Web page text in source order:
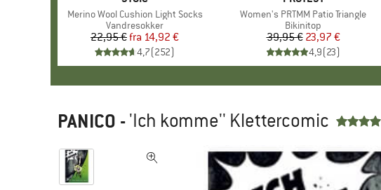
Artikel
Merino Wool Cushion Light Socks
Produktgruppe
Vandresokker
Pris
22,95 € Nedsat pris
fra 14,92 €
4,7(252)
Artikel
Women's PRTMM Patio Triangle
Produktgruppe
Bikinitop
Pris
39,95 €Nedsat pris
23,97 €
4,9(23)
PANICO -'Ich komme'' Klettercomic